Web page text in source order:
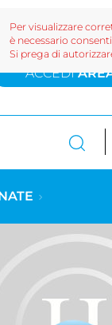
ACCEDI
Per visualizzare
è necessario
Si prega di